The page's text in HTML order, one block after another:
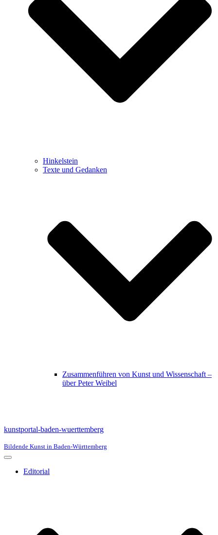
Hinkelstein
Texte und Gedanken
Zusammenführen von Kunst und Wissenschaft –
über Peter Weibel
kunstportal-baden-wuerttemberg
Bildende Kunst in Baden-Württemberg
Navigationsmenü
Editorial